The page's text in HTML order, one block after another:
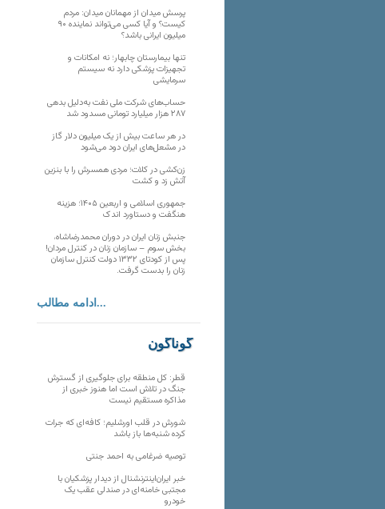
پرسش میدان از مهمانان میدان: مردم
کیست؟ و آیا کسی می‌تواند نماینده ۹۰
میلیون ایرانی باشد؟
تنها بیمارستان چابهار؛ نه امکانات و
تجهیزات پزشکی دارد نه سیستم
سرمایشی
حساب‌های شرکت ملی نفت به‌دلیل بدهی
۲۸۷ هزار میلیارد تومانی مسدود شد
در هر ساعت بیش از یک میلیون دلار گاز
در مشعل‌های ایران دود می‌شود
زن‌کشی در کلات؛ مردی همسرش را با بنزین
آتش زد و کشت
جمهوری اسلامی و اربعین ۱۴۰۵؛ هزینه
هنگفت و دستاورد اندک
جنبش زنان ایران در دوران محمدرضاشاه،
بخش سوم – سازمان زنان در کنترل مردان!
پس از کودتای ۱۳۳۲ دولت کنترل سازمان
زنان را بدست گرفت.
ادامه مطالب...
گوناگون
قطر: کل منطقه برای جلوگیری از گسترش
جنگ در تلاش است اما هنوز خبری از
مذاکره مستقیم نیست
شورش در قلب اورشلیم؛ کافه‌ای که جرات
کرده شنبه‌ها باز باشد
توصیه ضرغامی به احمد جنتی
خبر ایران‌اینترنشنال از دیدار پزشکیان با
مجتبی خامنه‌ای در صندلی عقب یک
خودرو